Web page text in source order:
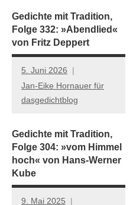
Gedichte mit Tradition,
Folge 332: »Abendlied«
von Fritz Deppert
5. Juni 2026
Jan-Eike Hornauer für
dasgedichtblog
Gedichte mit Tradition,
Folge 304: »vom Himmel
hoch« von Hans-Werner
Kube
9. Mai 2025